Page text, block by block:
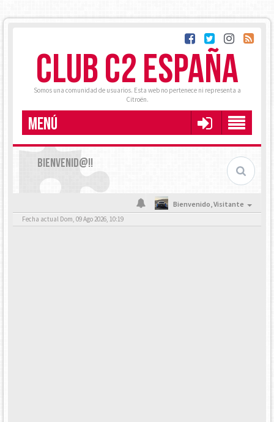
CLUB C2 ESPAÑA
Somos una comunidad de usuarios. Esta web no pertenece ni representa a
Citroën.
MENÚ
BIENVENID@!!
Bienvenido,Visitante
Fecha actual Dom, 09 Ago 2026, 10:19